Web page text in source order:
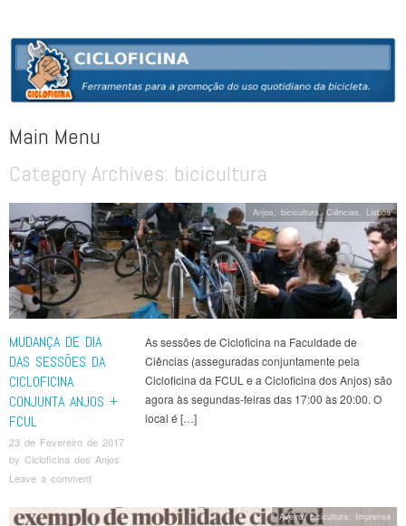
CICLOFICINA
Ferramentas para a promoção do uso quotidiano da bicicleta
Main Menu
Skip to content
Category Archives: bicicultura
MUDANÇA DE DIA
DAS SESSÕES DA
CICLOFICINA
CONJUNTA ANJOS +
FCUL
23 de Fevereiro de 2017
by Cicloficina dos Anjos
Leave a comment
As sessões de Cicloficina na Faculdade de
Ciências (asseguradas conjuntamente pela
Cicloficina da FCUL e a Cicloficina dos Anjos) são
agora às segundas-feiras das 17:00 às 20:00. O
local é […]
Anjos, bicicultura,Ciências, Lisboa
Aveiro,bicicultura, Imprensa